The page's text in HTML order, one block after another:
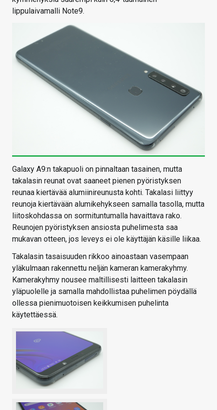
lippulaivamalli Note9.
Galaxy A9:n takapuoli on pinnaltaan tasainen, mutta
takalasin reunat ovat saaneet pienen pyöristyksen
reunaa kiertävää alumiinireunusta kohti. Takalasi liittyy
reunoja kiertävään alumikehykseen samalla tasolla, mutta
liitoskohdassa on sormituntumalla havaittava rako.
Reunojen pyöristyksen ansiosta puhelimesta saa
mukavan otteen, jos leveys ei ole käyttäjän käsille liikaa.
Takalasin tasaisuuden rikkoo ainoastaan vasempaan
yläkulmaan rakennettu neljän kameran kamerakyhmy.
Kamerakyhmy nousee maltillisesti laitteen takalasin
yläpuolelle ja samalla mahdollistaa puhelimen pöydällä
ollessa pienimuotoisen keikkumisen puhelinta
käytettäessä.